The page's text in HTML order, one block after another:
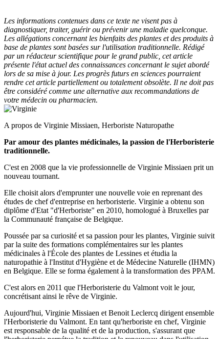
Les informations contenues dans ce texte ne visent pas à
diagnostiquer, traiter, guérir ou prévenir une maladie quelconque.
Les allégations concernant les bienfaits des plantes et des produits à
base de plantes sont basées sur l'utilisation traditionnelle. Rédigé
par un rédacteur scientifique pour le grand public, cet article
présente l'état actuel des connaissances concernant le sujet abordé
lors de sa mise à jour. Les progrès futurs en sciences pourraient
rendre cet article partiellement ou totalement obsolète. Il ne doit pas
être considéré comme une alternative aux recommandations de
votre médecin ou pharmacien.
A propos de Virginie Missiaen, Herboriste Naturopathe
Par amour des plantes médicinales, la passion de l'Herboristerie
traditionnelle.
C'est en 2008 que la vie professionnelle de Virginie Missiaen prit un
nouveau tournant.
Elle choisit alors d'emprunter une nouvelle voie en reprenant des
études de chef d'entreprise en herboristerie. Virginie a obtenu son
diplôme d'Etat "d'Herboriste" en 2010, homologué à Bruxelles par
la Communauté française de Belgique.
Poussée par sa curiosité et sa passion pour les plantes, Virginie suivit
par la suite des formations complémentaires sur les plantes
médicinales à l'École des plantes de Lessines et étudia la
naturopathie à l'Institut d'Hygiène et de Médecine Naturelle (IHMN)
en Belgique. Elle se forma également à la transformation des PPAM.
C'est alors en 2011 que l'Herboristerie du Valmont voit le jour,
concrétisant ainsi le rêve de Virginie.
Aujourd'hui, Virginie Missiaen et Benoit Leclercq dirigent ensemble
l'Herboristerie du Valmont. En tant qu'herboriste en chef, Virginie
est responsable de la qualité et de la production, s'assurant que